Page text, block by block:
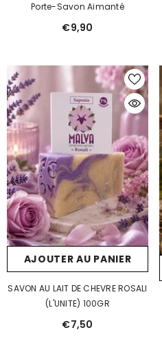
Porte-Savon Aimanté
€9,90
AJOUTER AU PANIER
SAVON AU LAIT DE CHEVRE ROSALI
(L'UNITE) 100GR
€7,50